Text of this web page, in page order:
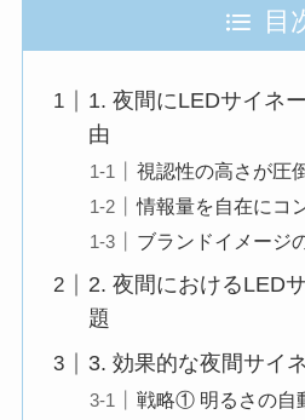
目
1. 夜間にLEDサイネ
由
視認性の高さが圧
情報量を自在にコ
ブランドイメージ
2. 夜間におけるLED
題
3. 効果的な夜間サイ
戦略① 明るさの自